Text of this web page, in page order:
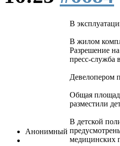
Анонимный
В
В жилом
Разрешение
пресс-служба
Девелопером
Общая
разместили
В детской
медицинских